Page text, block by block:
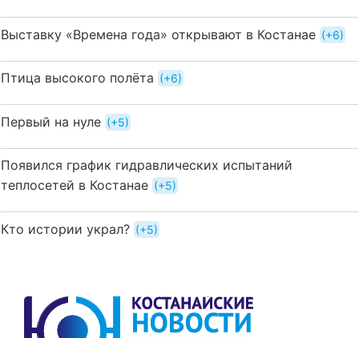
Выставку «Времена года» открывают в Костанае +6
Птица высокого полёта +6
Первый на нуле +5
Появился график гидравлических испытаний
теплосетей в Костанае
+5
Кто истории украл? +5